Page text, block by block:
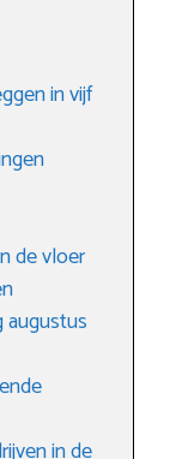
in vijf
de vloer
augustus